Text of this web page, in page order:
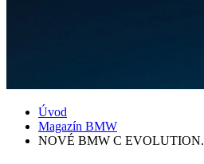
Úvod
Magazín BMW
NOVÉ BMW C EVOLUTION.